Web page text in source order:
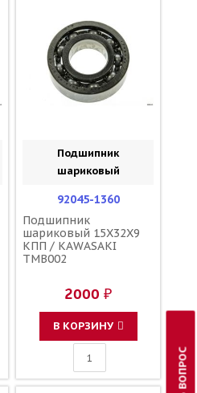
Подшипник
шариковый
92045-1360
Подшипник
шариковый 15X32X9
КПП / KAWASAKI
TMB002
2000 ₽
В КОРЗИНУ